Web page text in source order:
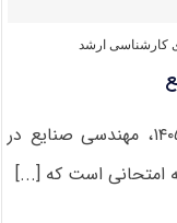
کارشناسی ارشد
بر اساس دفترچه آزمون کارشناسی ارشد ۱۴۰۵، مهندسی صنایع در
امتحانی است که [...]